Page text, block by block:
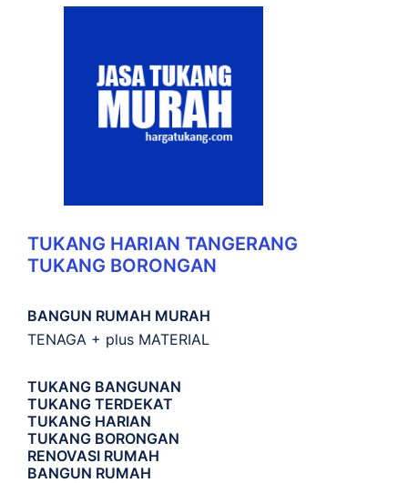
TUKANG HARIAN TANGERANG
TUKANG BORONGAN
BANGUN RUMAH MURAH
TENAGA + plus MATERIAL
TUKANG BANGUNAN
TUKANG TERDEKAT
TUKANG HARIAN
TUKANG BORONGAN
RENOVASI RUMAH
BANGUN RUMAH